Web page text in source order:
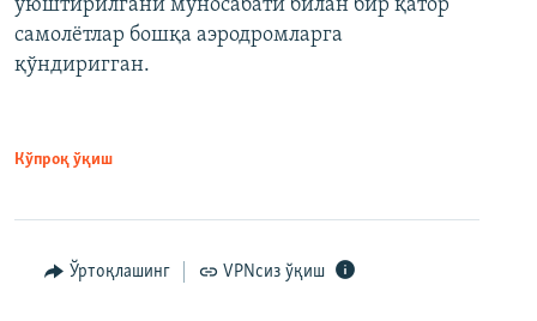
уюштирилгани муносабати билан бир қатор
самолётлар бошқа аэродромларга
қўндиригган.
Кўпроқ ўқиш
Ўртоқлашинг VPNсиз ўқиш